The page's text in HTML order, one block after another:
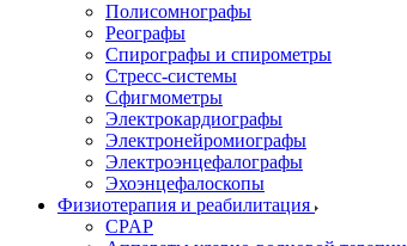
Полисомнографы
Реографы
Спирографы и спирометры
Стресс-системы
Сфигмометры
Электрокардиографы
Электронейромиографы
Электроэнцефалографы
Эхоэнцефалоскопы
Физиотерапия и реабилитация
CPAP